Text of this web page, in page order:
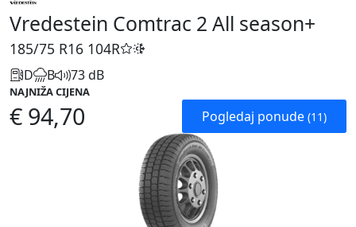
Vredestein Comtrac 2 All season+
185/75 R16 104R
D B 73 dB
NAJNIŽA CIJENA
€ 94,70 Pogledaj ponude (11)